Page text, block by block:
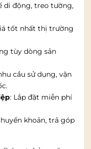
di động, treo tường,
tốt nhất thị trường
tùy dòng sản
cầu sử dụng, vận
: Lắp đặt miễn phí
khoản, trả góp